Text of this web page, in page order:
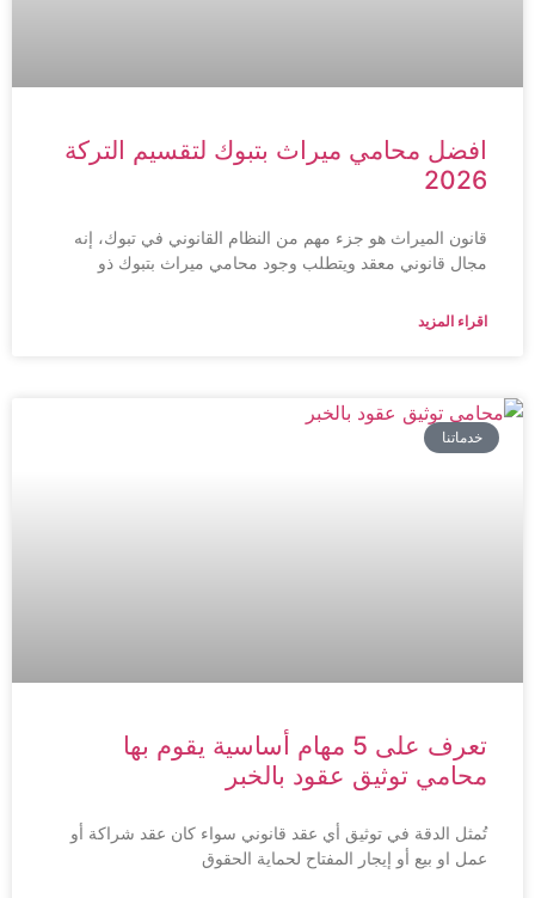
افضل محامي ميراث بتبوك لتقسيم التركة
2026
قانون الميراث هو جزء مهم من النظام القانوني في تبوك، إنه
مجال قانوني معقد ويتطلب وجود محامي ميراث بتبوك ذو
اقراء المزيد
خدماتنا
تعرف على 5 مهام أساسية يقوم بها
محامي توثيق عقود بالخبر
تُمثل الدقة في توثيق أي عقد قانوني سواء كان عقد شراكة أو
عمل او بيع أو إيجار المفتاح لحماية الحقوق